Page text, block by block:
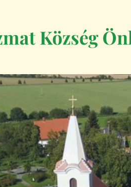
Község